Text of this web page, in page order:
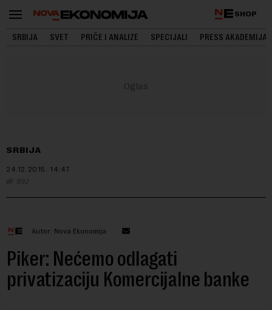
SHOP
SRBIJA SVET PRIČE I ANALIZE SPECIJALI PRESS AKADEMIJA
SRBIJA
24.12.2015. 14:47
B92
Autor: Nova Ekonomija
Piker: Nećemo odlagati
privatizaciju Komercijalne banke